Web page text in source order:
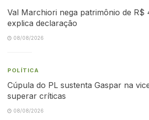
Val Marchiori nega patrimônio de R$
explica declaração
08/08/2026
POLÍTICA
Cúpula do PL sustenta Gaspar na
superar críticas
08/08/2026